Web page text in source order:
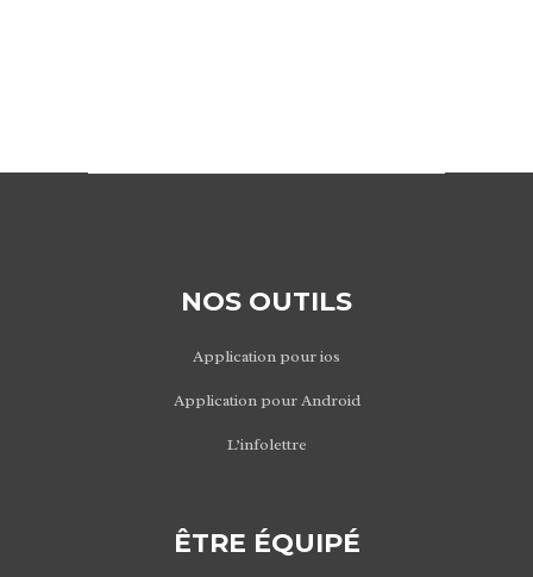
NOS OUTILS
Application pour ios
Application pour Android
L’infolettre
ÊTRE ÉQUIPÉ